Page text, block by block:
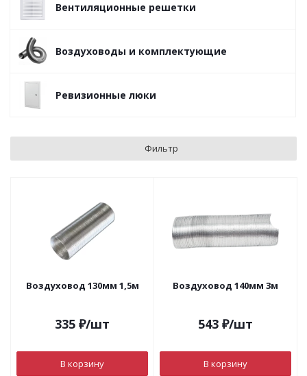
Вентиляционные решетки
Воздуховоды и комплектующие
Ревизионные люки
Фильтр
Воздуховод 130мм 1,5м
335 ₽/шт
В корзину
Воздуховод 140мм 3м
543 ₽/шт
В корзину